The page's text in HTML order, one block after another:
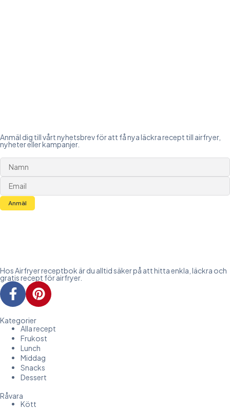
Anmäl dig till vårt nyhetsbrev för att få nya läckra recept till airfryer,
nyheter eller kampanjer.
Anmäl
Hos Airfryer receptbok är du alltid säker på att hitta enkla, läckra och
gratis recept för airfryer.
Kategorier
Alla recept
Frukost
Lunch
Middag
Snacks
Dessert
Råvara
Kött